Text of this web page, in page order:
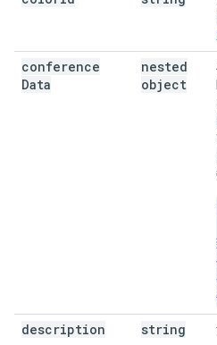
conference
Data
nested
object
description string